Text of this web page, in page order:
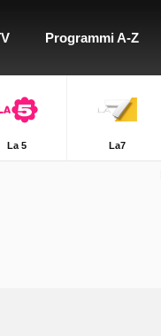
Programmi A-Z
La 5 La7